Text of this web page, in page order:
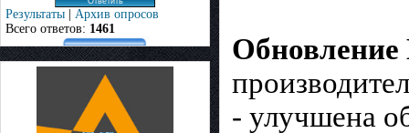
Результаты | Архив опросов
Всего ответов: 1461
- улучшена